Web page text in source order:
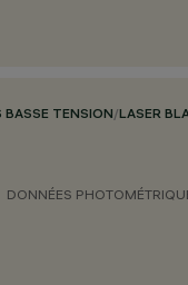
BASSE TENSION/LASER
DONNÉES